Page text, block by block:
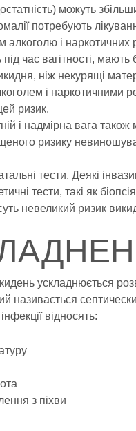
можуть
потребують
алкоголю і наркотичних
під час вагітності, мають
ніж некурящі
і наркотичними
ризик.
і надмірна вага також
ризику
тести. Деякі
тести, такі як
невеликий ризик
ускладнюється
називається
відносять:
з піхви